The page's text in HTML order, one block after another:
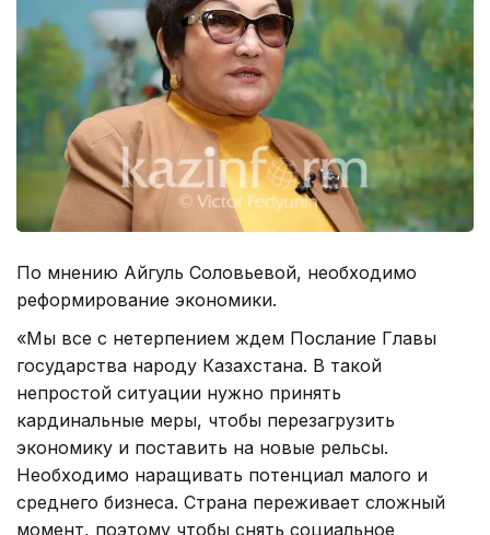
По мнению Айгуль Соловьевой, необходимо
реформирование экономики.
«Мы все с нетерпением ждем Послание Главы
государства народу Казахстана. В такой
непростой ситуации нужно принять
кардинальные меры, чтобы перезагрузить
экономику и поставить на новые рельсы.
Необходимо наращивать потенциал малого и
среднего бизнеса. Страна переживает сложный
момент, поэтому чтобы снять социальное